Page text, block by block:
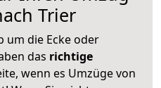
Trier
um die Ecke oder
das richtige
wenn es Umzüge von